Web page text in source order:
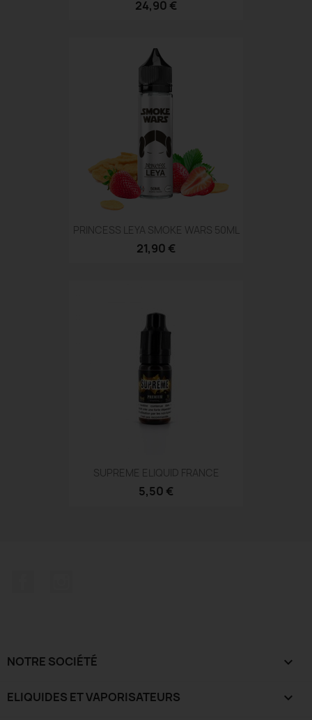
24,90 €
PRINCESS LEYA SMOKE WARS 50ML
21,90 €
SUPREME ELIQUID FRANCE
5,50 €
NOTRE SOCIÉTÉ 
ELIQUIDES ET VAPORISATEURS 